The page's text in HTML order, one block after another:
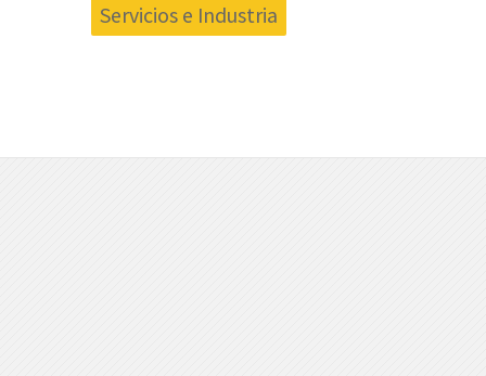
Servicios e Industria